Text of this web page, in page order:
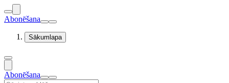
Abonēšana
Sākumlapa
Abonēšana